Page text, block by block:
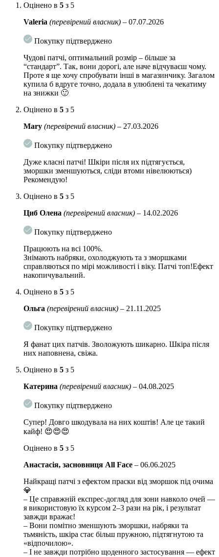
активно зволожує клітини, сприяє утриманню вологи в
випаруватися.
Волюфілін– актив, що отримується з кореня анемаррени.
зморшки, покращує рельєф обличчя.
Бета-глюканзнімає запалення, усуває почервоніння,
сухість і печіння. Зменшує вираженість зморшок і шкірних
заломів, розгладжує мікрорельєф.
Аденозинактивно впливає на виробництво колагену і
що з’являються з віком, зменшує їх глибину. Вирівнює
процесів, захищає клітини від окислення.
Екстракт м’ятиосвіжає і охолоджує шкіру, заспокоює,
знімає роздратування. Сприяє загоєнню шкіри, пом’якшує
шкіру.
Ацетил гексапептид-8
міорелаксуючу дію, розслаблює м’язи обличчя, роблячи
шкірні заломи менш помітними. Розгладжує зморшки,
волокна.
Комплекс пептидівнормалізує вироблення колагену і
еластину, розгладжує шкіру, вирівнює рельєф. Покращує
колір шкіри, надає їй здорове сяйво і пружність.
Екстракт золота
сприяє швидкому розгладження зморшок, роблячи шкіру
пружною, сяючою і здоровою.
Підходить для всіх типів шкіри.
Спосіб застосування
: на попередньо очищену і тонізувану шкіру
нанести гідрогелевий патч, залишити на 20-30 хвилин. Видалити
шкірі навколо очей.
Комплектація: 60 шт
Оцінено в 5 з 5
Valeria (перевірений власник) – 07.07.2026
Покупку підтверджено
Чудові патчі, оптимальний розмір – більше за
“стандарт”. Так, вони дорогі, але наче відчуваєш чому.
Проте я ще хочу спробувати інші в магазинчику. Загалом
купила б вдруге точно, додала в улюблені та чекатиму
на знижки 🙂
Оцінено в 5 з 5
Mary (перевірений власник) – 27.03.2026
Покупку підтверджено
Дуже класні патчі! Шкіри після их підтягується,
зморшки зменшуються, сліди втоми нівелюються)
Рекомендую!
Оцінено в 5 з 5
Циб Олена (перевірений власник) – 14.02.2026
Покупку підтверджено
Працюють на всі 100%.
Знімають набряки, охолоджують та з зморшками
справляються по мірі можливості і віку. Патчі топ!Ефект
накопичувальний.
Оцінено в 5 з 5
Ольга (перевірений власник) – 21.11.2025
Покупку підтверджено
Я фанат цих патчів. Зволожують шикарно. Шкіра після
них наповнена, свіжа.
Оцінено в 5 з 5
Катерина (перевірений власник) – 04.08.2025
Покупку підтверджено
Супер! Довго шкодувала на них коштів! Але це такий
кайф! 😍😍😍
Оцінено в 5 з 5
Анастасія, засновниця All Face – 06.06.2025
Найкращі патчі з ефектом праски від зморшок під очима
💎
– Це справжній експрес-догляд для зони навколо очей —
я використовую їх курсом 2–3 рази на рік, і результат
завжди вражає!
– Вони помітно зменшують зморшки, набряки та
тьмяність, шкіра стає більш пружною, підтягнутою та
«відпочилою».
– І не завжди потрібно щоденного застосування — ефект